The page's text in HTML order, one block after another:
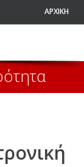
ΑΡΧΙΚΗ